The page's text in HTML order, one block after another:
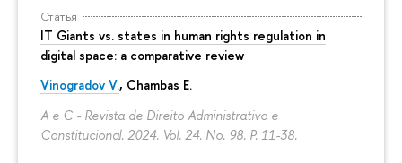
Статья
IT Giants vs. states in human rights regulation in
digital space: a comparative review
Vinogradov V., Chambas E.
A e C - Revista de Direito Administrativo e
Constitucional. 2024. Vol. 24. No. 98. P. 11-38.